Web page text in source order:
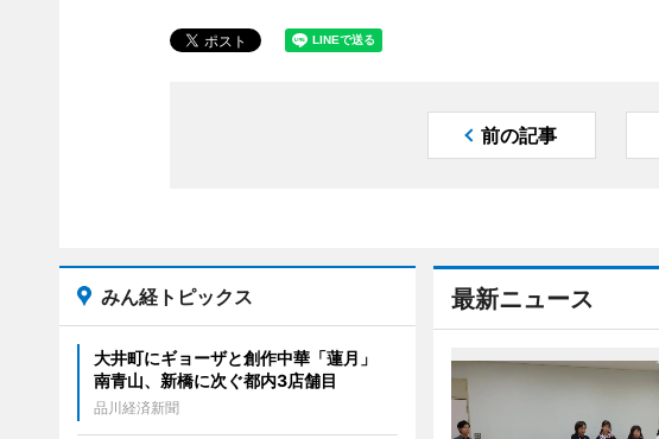
前の記事
最新ニュース
みん経トピックス
大井町にギョーザと創作中華「蓮月」
南青山、新橋に次ぐ都内3店舗目
品川経済新聞